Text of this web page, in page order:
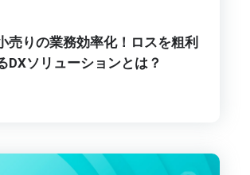
売りの業務効率化！ロスを粗利
DXソリューションとは？